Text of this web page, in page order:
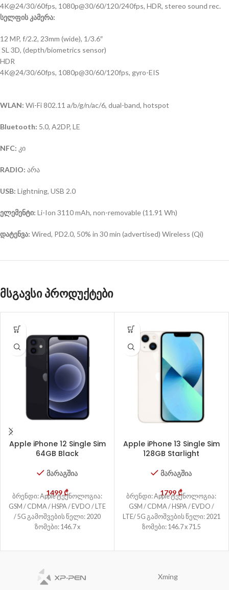
4K@24/30/60fps, 1080p@30/60/120/240fps, HDR, stereo sound rec.
სელფის კამერა:
12 MP, f/2.2, 23mm (wide), 1/3.6″
SL 3D, (depth/biometrics sensor)
HDR
4K@24/30/60fps, 1080p@30/60/120fps, gyro-EIS
WLAN: Wi-Fi 802.11 a/b/g/n/ac/6, dual-band, hotspot
Bluetooth: 5.0, A2DP, LE
NFC: კი
RADIO: არა
USB: Lightning, USB 2.0
ელემენტი: Li-Ion 3110 mAh, non-removable (11.91 Wh)
დატენვა: Wired, PD2.0, 50% in 30 min (advertised) Wireless (Qi)
მსგავსი პროდუქტები
Apple iPhone 12 Single Sim
64GB Black
მარაგშია
1499₾
ბრენდი: Apple ტექნოლოგია:
GSM / CDMA / HSPA / EVDO / LTE
/ 5G გამოშვების წელი: 2020
ზომები: 146.7 x
Apple iPhone 13 Single Sim
128GB Starlight
მარაგშია
1799₾
ბრენდი: Apple ტექნოლოგია:
GSM / CDMA / HSPA / EVDO /
LTE/ 5G გამოშვების წელი: 2021
ზომები: 146.7 x 71.5
Xming